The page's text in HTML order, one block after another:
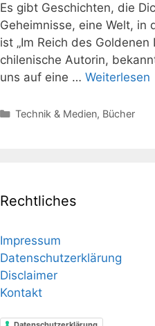
Es gibt Geschichten, die
Geheimnisse, eine Welt, in
ist „Im Reich des
chilenische Autorin,
uns auf eine … Weiterlesen
Kategorien
Technik & Medien, Bücher
Rechtliches
Impressum
Datenschutzerklärung
Disclaimer
Kontakt